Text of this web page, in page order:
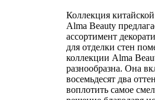
Коллекция
Alma Beauty
ассортимент
для отделки стен
коллекции Alma
разнообразна. Она
восемьдесят два
воплотить самое